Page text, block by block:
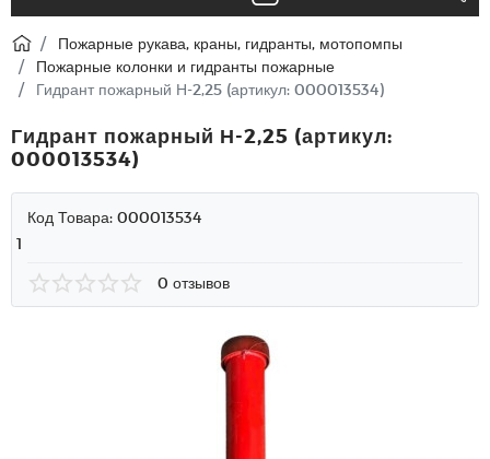
Пожарные рукава, краны, гидранты, мотопомпы
Пожарные колонки и гидранты пожарные
Гидрант пожарный Н-2,25 (артикул: 000013534)
Гидрант пожарный Н-2,25 (артикул:
000013534)
Код Товара: 000013534
1
0 отзывов